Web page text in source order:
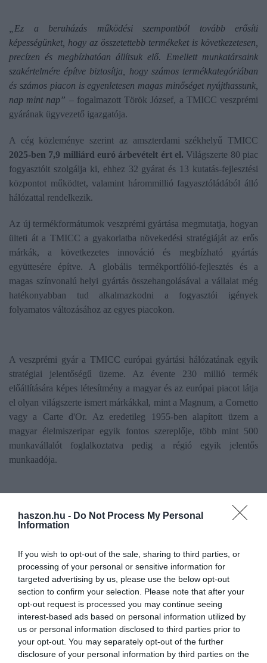
haszon.hu - Do Not Process My Personal
Information
If you wish to opt-out of the sale, sharing to third parties, or
processing of your personal or sensitive information for
targeted advertising by us, please use the below opt-out
section to confirm your selection. Please note that after your
opt-out request is processed you may continue seeing
interest-based ads based on personal information utilized by
us or personal information disclosed to third parties prior to
your opt-out. You may separately opt-out of the further
disclosure of your personal information by third parties on the
„Ez a beruházás működési szempontból tovább erősíti
képességünket, hogy az összetettebb termékeket is következetesen,
precízen és megbízhatóan állítsuk elő. Emellett munkatársaink
szakértelmére építve biztosítja, hogy számos termékkategóriában
és számos piacon is egyenletesen magas minőséget nyújthassunk,
nap mint nap” – fogalmazott Török József, a TMICC veszprémi
gyárának ügyvezető igazgatója.
A cég közleménye szerint az amszterdami székhelyű TMICC
2025-ben 7,9 milliárd euró árbevételt ért el. Világszerte 80 piac
fogyasztóit szolgálja ki, ehhez 32 gyárat és 13 kutatás-fejlesztési
központot működtet, valamint hárommillió fagyasztóládából álló
hálózattal rendelkezik.
Az új termékformátumok veszprémi gyártása megmutatja, hogyan
ülteti át a TMICC a gyakorlatba növekedési stratégiáját az erős
márkák, a következetes innováció és megbízható gyártás
együttesére építve. A globális termékportfólió-fejlesztés és a
magas színvonalú helyi gyártás összehangolásával a vállalat még
hatékonyabban tud alkalmazkodni a fogyasztói igények
folyamatos változásához az egyes piacokon.
A veszprémi gyár a TMICC európai gyártási hálózatának egyik
stratégiai jelentőségű üzeme. Az évente 230 millió termék
előállítására képes létesítmény a magyar és az európai piacot látja
el olyan világszerte ismert márkákkal, mint a Magnum, a Cornetto
vagy a Carte d'Or. Az eredetileg 1955-ben alapított üzem a
magyar élelmiszeripar egyik fontos szereplője, több mint 500
munkavállalót foglalkoztatva pedig a régió egyik jelentős
munkaadója.
jégkrém magnum korszerűsítés újítás veszprém